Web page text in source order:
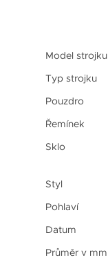
Model strojku
Typ strojku
Pouzdro
Řemínek
Sklo
Styl
Pohlaví
Datum
Průměr v mm